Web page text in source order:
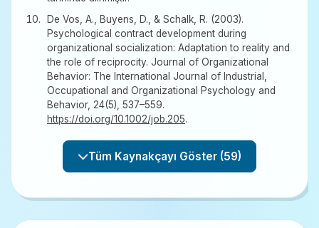
De Vos, A., Buyens, D., & Schalk, R. (2003).
Psychological contract development during
organizational socialization: Adaptation to reality and
the role of reciprocity. Journal of Organizational
Behavior: The International Journal of Industrial,
Occupational and Organizational Psychology and
Behavior, 24(5), 537–559.
https://doi.org/10.1002/job.205.
Tüm Kaynakçayı Göster (59)